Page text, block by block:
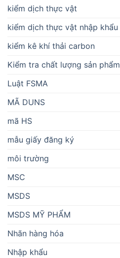
kiểm dịch thực vật
kiểm dịch thực vật nhập khẩu
kiểm kê khí thải carbon
Kiểm tra chất lượng sản phẩm
Luật FSMA
MÃ DUNS
mã HS
mẫu giấy đăng ký
môi trường
MSC
MSDS
MSDS MỸ PHẨM
Nhãn hàng hóa
Nhập khẩu